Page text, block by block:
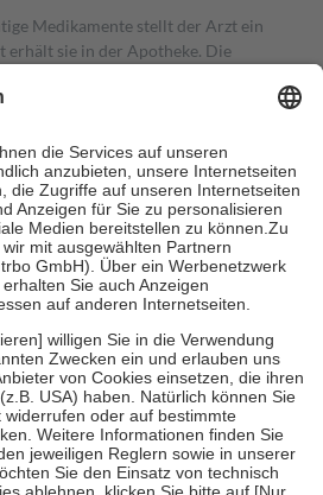
Medikamente stellt der Arzt ein
erhält sie in der Apotheke. Die
trägt einen Teil davon als Zuzahlung
Zuzahlungen in Höhe von zehn
mindestensjedochfünf Euround
jedoch nie mehr als die tatsächlichen
auch für Online-Apotheken.
Krankenpflege beträgt die
Kosten sowie zehn Euro je
für ihre eigene Gesundheit zu
Stellung der Familie zu unterstützen,
an bei:
bis zum vollendeten 18. Lebensjahr
und Früherkennung, die von der